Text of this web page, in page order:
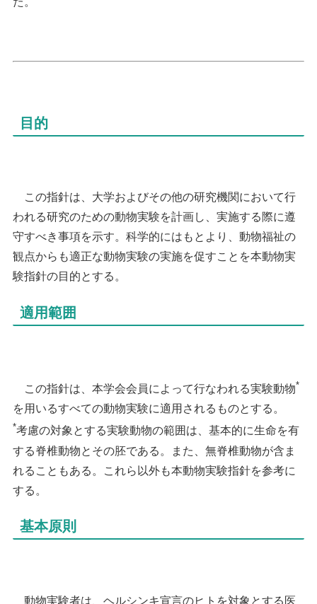
目的
この指針は、大学およびその他の研究機関において行
われる研究のための動物実験を計画し、実施する際に遵
守すべき事項を示す。科学的にはもとより、動物福祉の
観点からも適正な動物実験の実施を促すことを本動物実
験指針の目的とする。
適用範囲
この指針は、本学会会員によって行なわれる実験動物*
を用いるすべての動物実験に適用されるものとする。
*考慮の対象とする実験動物の範囲は、基本的に生命を有
する脊椎動物とその胚である。また、無脊椎動物が含ま
れることもある。これら以外も本動物実験指針を参考に
する。
基本原則
動物実験者は、ヘルシンキ宣言のヒトを対象とする医